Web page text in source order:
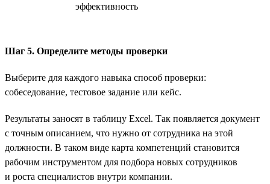
эффективность
Шаг 5. Определите методы проверки
Выберите для каждого навыка способ проверки:
собеседование, тестовое задание или кейс.
Результаты заносят в таблицу Excel. Так появляется документ
с точным описанием, что нужно от сотрудника на этой
должности. В таком виде карта компетенций становится
рабочим инструментом для подбора новых сотрудников
и роста специалистов внутри компании.